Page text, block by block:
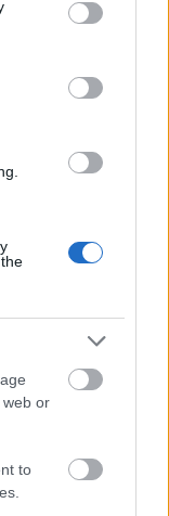
You may click to
party tags to
in below Google
web or
to
során
Don Juan,
és A dzsungel